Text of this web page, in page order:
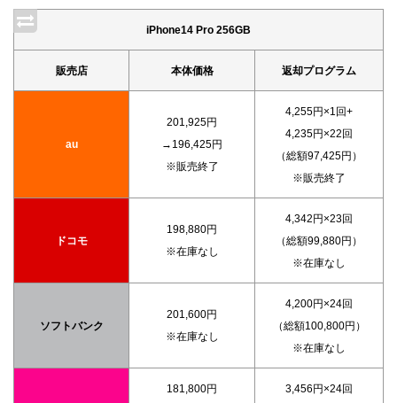
iPhone14 Pro 256GB
販売店 本体価格 返却プログラム
au
201,925円
→196,425円
※販売終了
4,255円×1回+
4,235円×22回
（総額97,425円）
※販売終了
ドコモ
198,880円
※在庫なし
4,342円×23回
（総額99,880円）
※在庫なし
ソフトバンク
201,600円
※在庫なし
4,200円×24回
（総額100,800円）
※在庫なし
181,800円
3,456円×24回